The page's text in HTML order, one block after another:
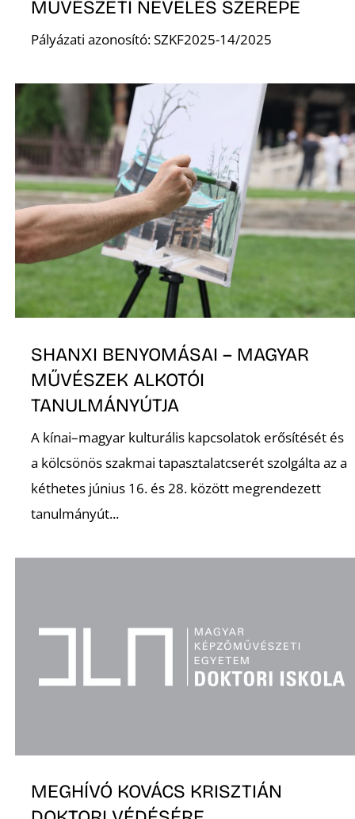
MŰVÉSZETI NEVELÉS SZEREPE
Pályázati azonosító: SZKF2025-14/2025
SHANXI BENYOMÁSAI – MAGYAR
MŰVÉSZEK ALKOTÓI
TANULMÁNYÚTJA
A kínai–magyar kulturális kapcsolatok erősítését és
a kölcsönös szakmai tapasztalatcserét szolgálta az a
kéthetes június 16. és 28. között megrendezett
tanulmányút...
MEGHÍVÓ KOVÁCS KRISZTIÁN